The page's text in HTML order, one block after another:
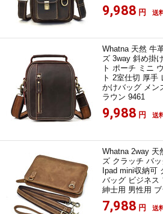
9,988 円 送
Whatna 天然 牛
ズ 3way 斜め掛
ト ポーチ ミニ
ト 2室仕切 厚手
かけバッグ メン
ラウン 9461
9,988 円 送
Whatna 2way 天
ズ クラッチ バ
Ipad mini収納可
バッグ ビジネス
紳士用 男性用
7,988 円 送